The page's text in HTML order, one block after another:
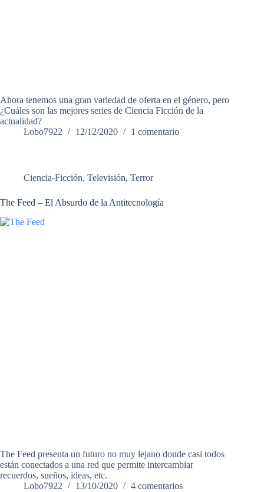
Ahora tenemos una gran variedad de oferta en el género, pero
¿Cuáles son las mejores series de Ciencia Ficción de la
actualidad?
Lobo7922
12/12/2020 1 comentario
Ciencia-Ficción, Televisión, Terror
The Feed – El Absurdo de la Antitecnología
The Feed presenta un futuro no muy lejano donde casi todos
están conectados a una red que permite intercambiar
recuerdos, sueños, ideas, etc.
Lobo7922
13/10/2020 4 comentarios